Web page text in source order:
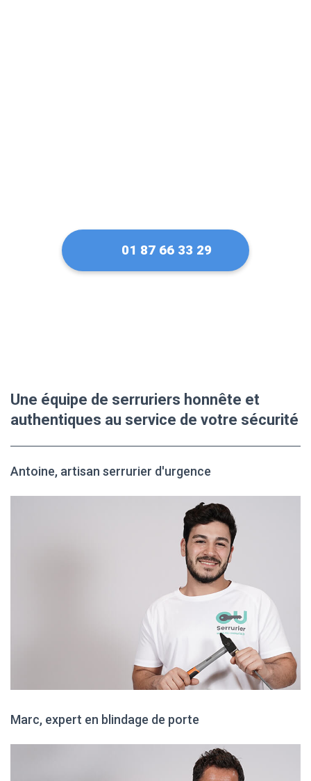
01 87 66 33 29
Une équipe de serruriers honnête et
authentiques au service de votre sécurité
Antoine, artisan serrurier d'urgence
Marc, expert en blindage de porte